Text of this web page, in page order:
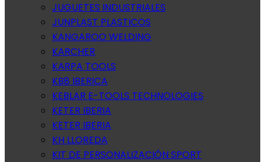
JUGUETES INDUSTRIALES
JUNPLAST PLASTICOS
KANGAROO WELDING
KARCHER
KARPA TOOLS
KB8 IBERICA
KEBLAR E-TOOLS TECHNOLOGIES
KETER IBERIA
KETER IBERIA
KH LLOREDA
KIT DE PERSONALIZACIÓN SPORT